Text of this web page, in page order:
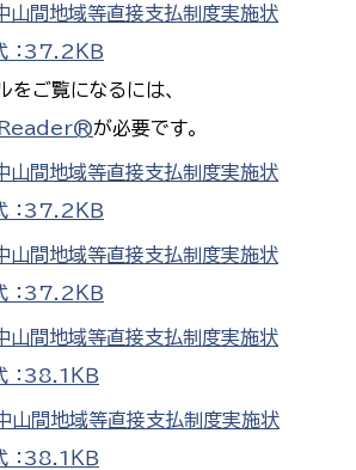
山間地域等直接支払制度実施状
：37.2ＫＢ
をご覧になるには、
が必要です。
山間地域等直接支払制度実施状
：37.2ＫＢ
山間地域等直接支払制度実施状
：37.2ＫＢ
山間地域等直接支払制度実施状
：38.1ＫＢ
山間地域等直接支払制度実施状
：38.1ＫＢ